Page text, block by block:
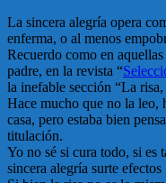
La sincera alegría opera
enferma, o al menos
Recuerdo como en
padre, en la revista “
la inefable sección “La
Hace mucho que no la leo,
casa, pero estaba bien
titulación.
Yo no sé si cura todo, si es
sincera alegría surte efectos